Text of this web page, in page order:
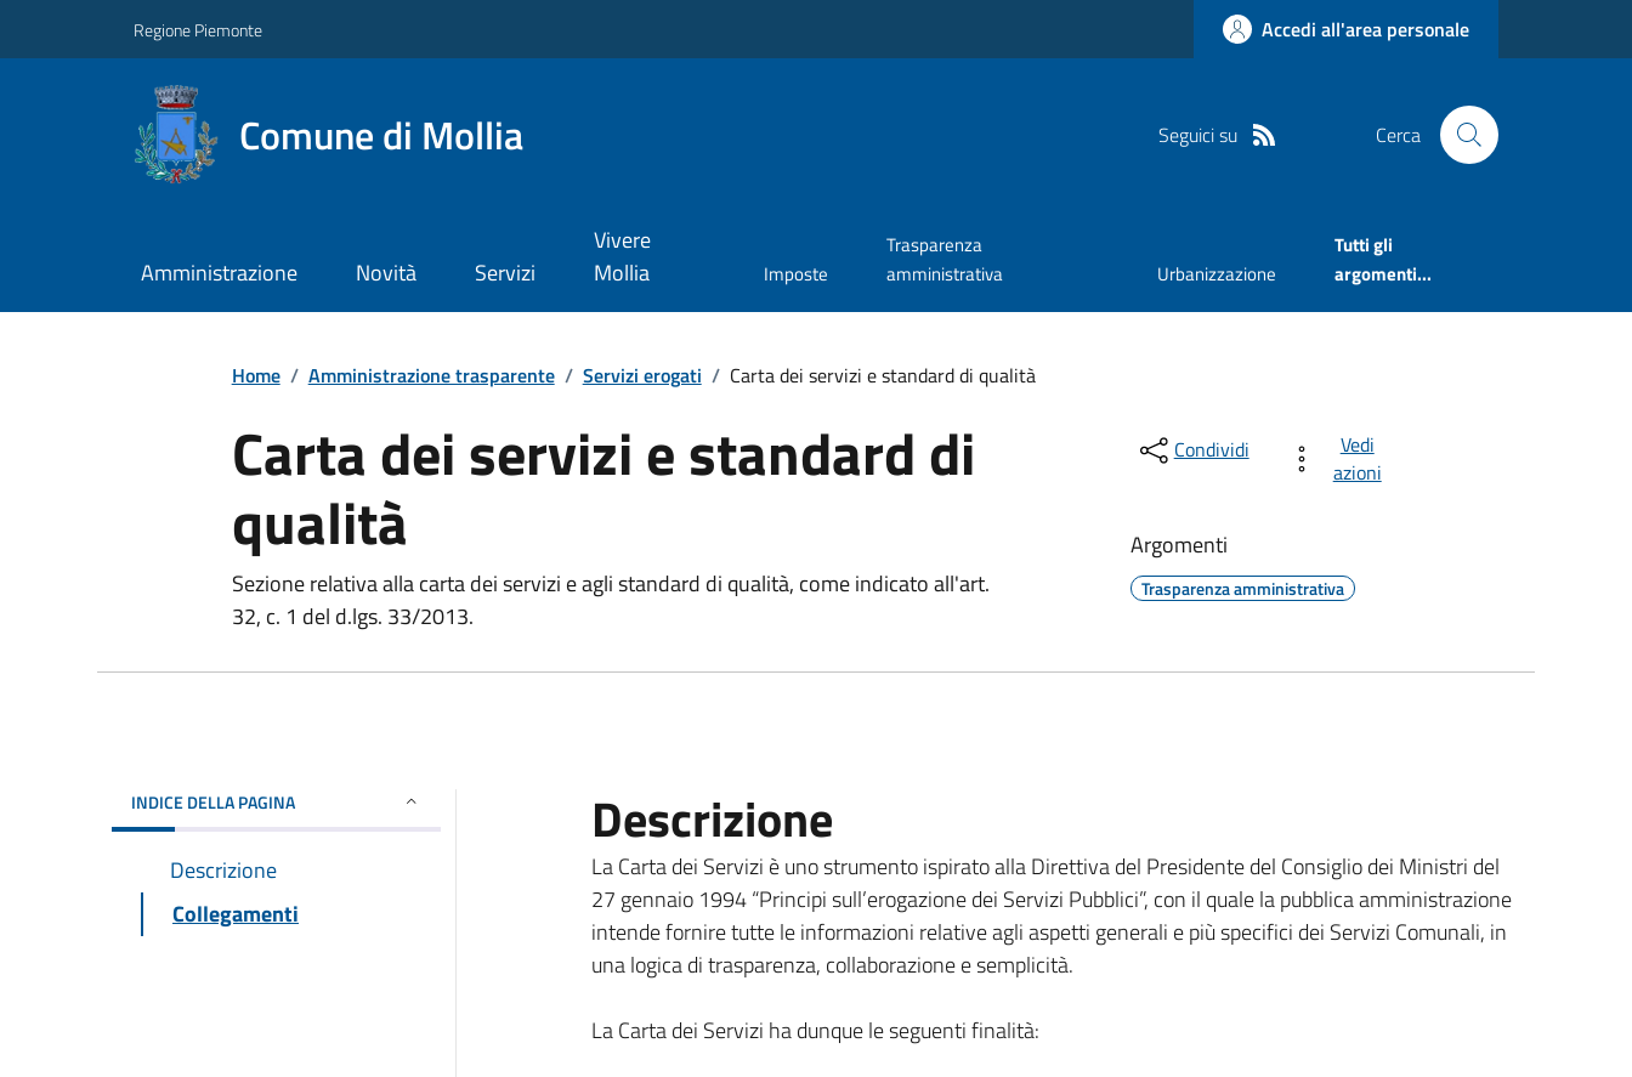
Regione Piemonte Accedi all'area personale
Comune di Mollia Seguici su Cerca
Amministrazione Novità Servizi
Vivere
Mollia
Imposte
Trasparenza
amministrativa
Urbanizzazione
Tutti gli
argomenti...
Home / Amministrazione trasparente / Servizi erogati / Carta dei servizi e standard di qualità
Carta dei servizi e standard di
qualità
Sezione relativa alla carta dei servizi e agli standard di qualità, come indicato all'art.
32, c. 1 del d.lgs. 33/2013.
Condividi
Vedi
azioni
Argomenti
Trasparenza amministrativa
INDICE DELLA PAGINA
Descrizione
Collegamenti
Descrizione
La Carta dei Servizi è uno strumento ispirato alla Direttiva del Presidente del Consiglio dei Ministri del
27 gennaio 1994 “Principi sull’erogazione dei Servizi Pubblici”, con il quale la pubblica amministrazione
intende fornire tutte le informazioni relative agli aspetti generali e più specifici dei Servizi Comunali, in
una logica di trasparenza, collaborazione e semplicità.
La Carta dei Servizi ha dunque le seguenti finalità: